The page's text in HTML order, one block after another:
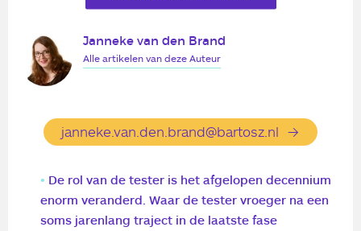
De rol van de tester is het afgelopen decennium
enorm veranderd. Waar de tester vroeger na een
soms jarenlang traject in de laatste fase
Janneke van den Brand
Alle artikelen van deze Auteur
janneke.van.den.brand@bartosz.nl